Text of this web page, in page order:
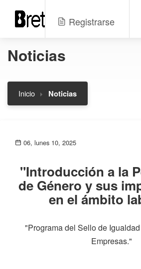
Registrarse
Noticias
Inicio Noticias
06, lunes 10, 2025
"Introducción a la
de Género y sus
en el ámbito
"Programa del Sello de
Empresas."